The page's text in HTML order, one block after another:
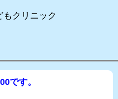
もクリニック
です。